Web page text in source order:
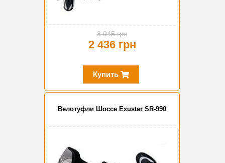
3 045 грн
2 436 грн
Купить
Велотуфли Шоссе Exustar SR-990